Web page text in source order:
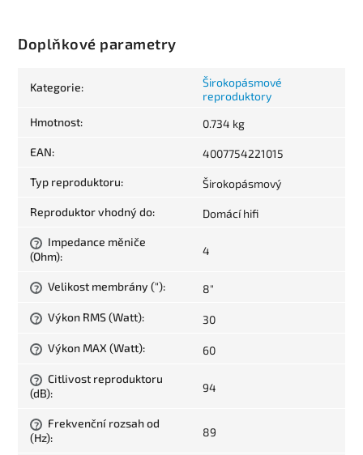
Doplňkové parametry
Kategorie:
Širokopásmové
reproduktory
Hmotnost: 0.734 kg
EAN: 4007754221015
Typ reproduktoru: Širokopásmový
Reproduktor vhodný do: Domácí hifi
?
Impedance měniče
(Ohm): 4
? Velikost membrány ("): 8"
? Výkon RMS (Watt): 30
? Výkon MAX (Watt): 60
?
Citlivost reproduktoru
(dB): 94
?
Frekvenční rozsah od
(Hz): 89